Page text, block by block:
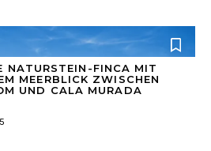
NATURSTEIN-FINCA MIT
MEERBLICK ZWISCHEN
UND CALA MURADA
5